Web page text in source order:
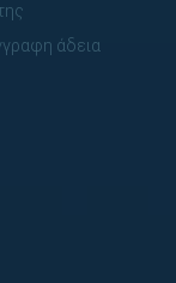
άδεια